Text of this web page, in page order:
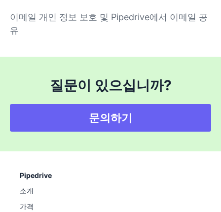
이메일 개인 정보 보호 및 Pipedrive에서 이메일 공
유
질문이 있으십니까?
문의하기
Pipedrive
소개
가격